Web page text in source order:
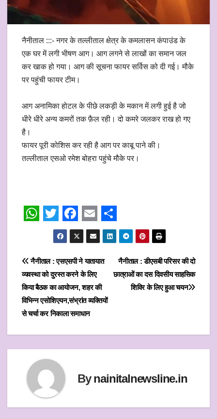
नैनीताल :::- नगर के तल्लीताल क्षेत्र के कमलासन कंपाउंड के
एक घर में लगी भीषण आग। आग लगने से लाखों का समान जल
कर खाक हो गया। आग की सूचना फायर सर्विस को दी गई। मौके
पर पहुंची फायर टीम।
आग अनामिका होटल के पीछे लकड़ी के मकान में लगी हुई है जो
धीरे धीरे अन्य कमरों तक फ़ैल रही। दो कमरे जलकर राख हो गए
है।
फायर पूरी कोशिस कर रही है आग पर काबू पाने की।
तल्लीताल एसओ रमेश बोहरा पहुंचे मौके पर।
a
t
s
A
p
p
w
i
t
t
e
r
F
a
c
e
b
o
o
k
E
m
a
i
l
S
h
a
e
Post
navigation
नैनीताल : डीएसबी परिसर की दो
छात्राओं का दस दिवसीय साहसिक
शिविर के लिए हुआ चयन
नैनीताल : एसएसपी ने यातायात
व्यवस्था को दुरस्त करने के लिए
किया बैठक का आयोजन, शहर की
विभिन्न एसोशिएयन,संभ्रांत व्यक्तियों
से चर्चा कर निकाला समाधान
Bynainitalnewsline.in